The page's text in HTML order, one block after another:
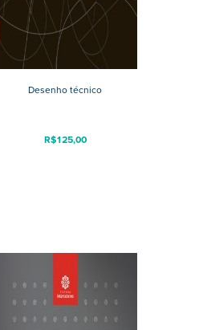
Desenho técnico
R$125,00